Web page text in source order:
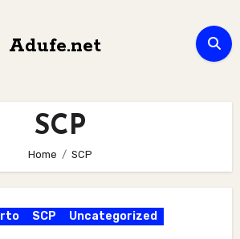
Adufe.net
SCP
Home SCP
SCP Uncategorized